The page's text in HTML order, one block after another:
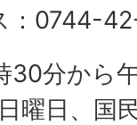
：0744-
30分から
曜日、国